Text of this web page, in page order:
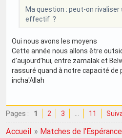
Ma question : peut-on
effectif ?
Oui nous avons les moyens
Cette année nous allons être
d’aujourd’hui, entre zamalak et
rassuré quand à notre capacité de
incha'Allah
Pages : 1 2 3 … 11
Accueil » Matches de l'Espérance